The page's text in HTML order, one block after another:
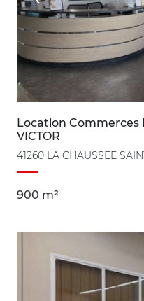
Location Commerces
VICTOR
41260 LA CHAUSSEE
900 m²